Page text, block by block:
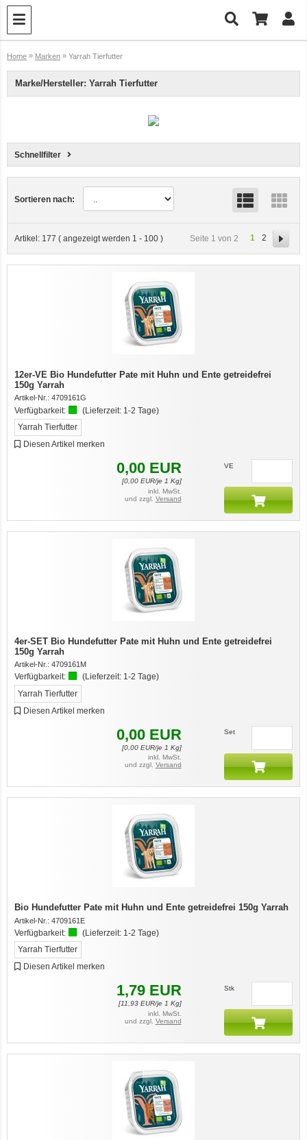
Home » Marken » Yarrah Tierfutter
Marke/Hersteller: Yarrah Tierfutter
Schnellfilter
Sortieren nach:
Artikel: 177 ( angezeigt werden 1 - 100) Seite 1 von 2 1 2
12er-VE Bio Hundefutter Pate mit Huhn und Ente getreidefrei
150g Yarrah
Artikel-Nr.: 4709161G
Verfügbarkeit: (Lieferzeit: 1-2 Tage)
Yarrah Tierfutter
Diesen Artikel merken
0,00 EUR
[0,00EUR/je 1 Kg]
inkl. MwSt.
und zzgl. Versand
VE
4er-SET Bio Hundefutter Pate mit Huhn und Ente getreidefrei
150g Yarrah
Artikel-Nr.: 4709161M
Verfügbarkeit: (Lieferzeit: 1-2 Tage)
Yarrah Tierfutter
Diesen Artikel merken
0,00 EUR
[0,00EUR/je 1 Kg]
inkl. MwSt.
und zzgl. Versand
Set
Bio Hundefutter Pate mit Huhn und Ente getreidefrei 150g Yarrah
Artikel-Nr.: 4709161E
Verfügbarkeit: (Lieferzeit: 1-2 Tage)
Yarrah Tierfutter
Diesen Artikel merken
1,79 EUR
[11,93EUR/je 1 Kg]
inkl. MwSt.
und zzgl. Versand
Stk